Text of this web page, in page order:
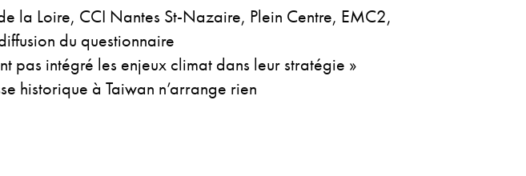
la Loire, CCI Nantes St-Nazaire, Plein Centre, EMC2,
du questionnaire
pas intégré les enjeux climat dans leur stratégie »
historique à Taiwan n’arrange rien